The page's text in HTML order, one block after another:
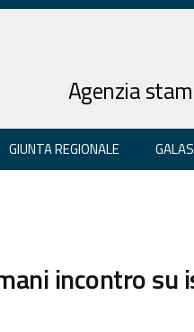
Agenzia
GIUNTA REGIONALE
incontro